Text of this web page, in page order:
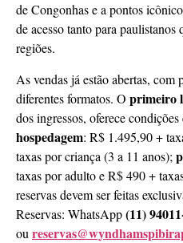
de Congonhas e a pontos
de acesso tanto para
regiões.
As vendas já estão abertas, com
diferentes formatos. O primeiro
dos ingressos, oferece condições
hospedagem: R$ 1.495,90 +
taxas por criança (3 a 11 anos);
taxas por adulto e R$ 490 +
reservas devem ser feitas
Reservas: WhatsApp(11)
ou